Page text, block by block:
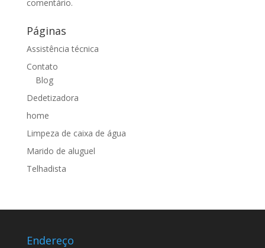
comentário.
Páginas
Assistência técnica
Contato
Blog
Dedetizadora
home
Limpeza de caixa de água
Marido de aluguel
Telhadista
Endereço